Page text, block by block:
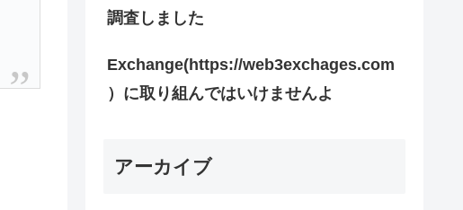
調査しました
Exchange(https://web3exchages.com
）に取り組んではいけませんよ
アーカイブ